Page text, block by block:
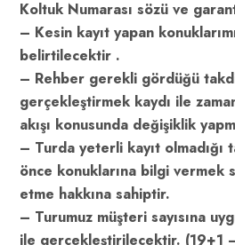
Koltuk Numarası sözü ve
– Kesin kayıt yapan
belirtilecektir .
– Rehber gerekli gördüğü
gerçekleştirmek kaydı ile
akışı konusunda değişiklik
– Turda yeterli kayıt
önce konuklarına bilgi vermek
etme hakkına sahiptir.
– Turumuz müşteri sayısına
ile gerçekleştirilecektir. (19+1